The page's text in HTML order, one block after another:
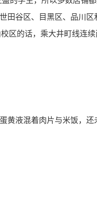
⽥⾕区、⽬⿊区、品川区
区的话，乘⼤井町线连
黄液混着肉片与米饭，